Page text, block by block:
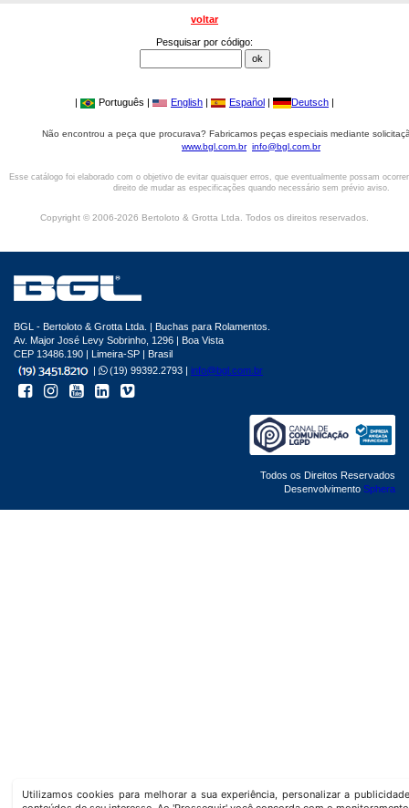
voltar
Pesquisar por código:
| Português | English | Español | Deutsch |
Não encontrou a peça que procurava? Fabricamos peças especiais mediante
www.bgl.com.br info@bgl.com.br
Esse catálogo foi elaborado com o objetivo de evitar quaisquer erros, que eventualmente possam
direito de mudar as especificações quando necessário sem prévio aviso.
Copyright © 2006-2026 Bertoloto & Grotta Ltda. Todos os direitos reservados.
Utilizamos cookies para melhorar a sua experiência, personalizar a
BGL - Bertoloto & Grotta Ltda. | Buchas para Rolamentos.
Av. Major José Levy Sobrinho, 1296 | Boa Vista
CEP 13486.190 | Limeira-SP | Brasil
|
(19) 99392.2793 | info@bgl.com.br
Todos os Direitos Reservados
Desenvolvimento Sphera